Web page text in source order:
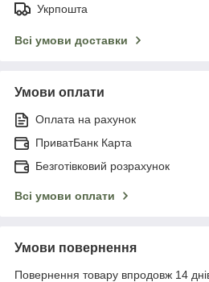
Укрпошта
Всі умови доставки
Умови оплати
Оплата на рахунок
ПриватБанк Карта
Безготівковий розрахунок
Всі умови оплати
Умови повернення
Повернення товару впродовж 14